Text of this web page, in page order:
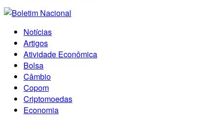
Notícias
Artigos
Atividade Econômica
Bolsa
Câmbio
Copom
Criptomoedas
Economia